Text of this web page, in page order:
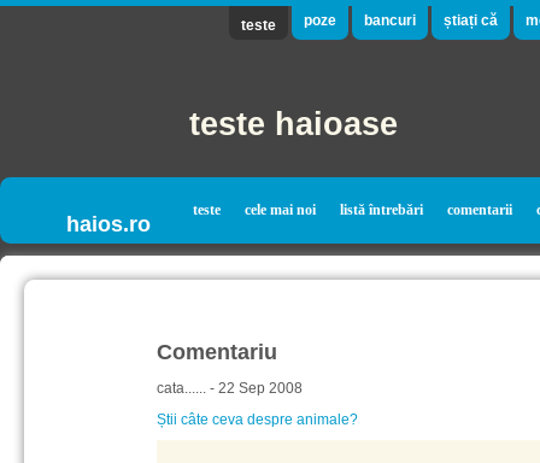
teste poze bancuri știați că
teste haioase
haios.ro
teste cele mai noi listă întrebări comentarii
Comentariu
cata...... - 22 Sep 2008
Știi câte ceva despre animale?